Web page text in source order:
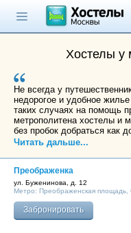
Хостелы у
Не всегда у
недорогое и удобное
таких случаях на помощь
метрополитена хостелы и
без пробок добраться как
отдаленных уголков
можно доехать до
Кремлевского ансамбля и
времени понадобится,
Ярославского,
вокзалов. Если
города смогут быстро
Сокольники, а так же
Читать дальше...
Преображенка
ул. Буженинова, д. 12
Метро: Преображенская площадь
Забронировать
Главная
Поиск хостела
Отзывы о
хостелах
Каталог
Как оплатить
Контакты
Наши группы
в социальных сетях